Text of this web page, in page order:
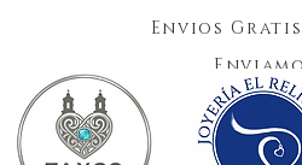
Envios